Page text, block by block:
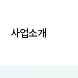
사업소개